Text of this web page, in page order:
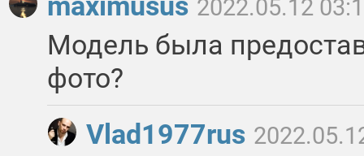
2022.05.12
Модель была
фото?
Vlad1977rus